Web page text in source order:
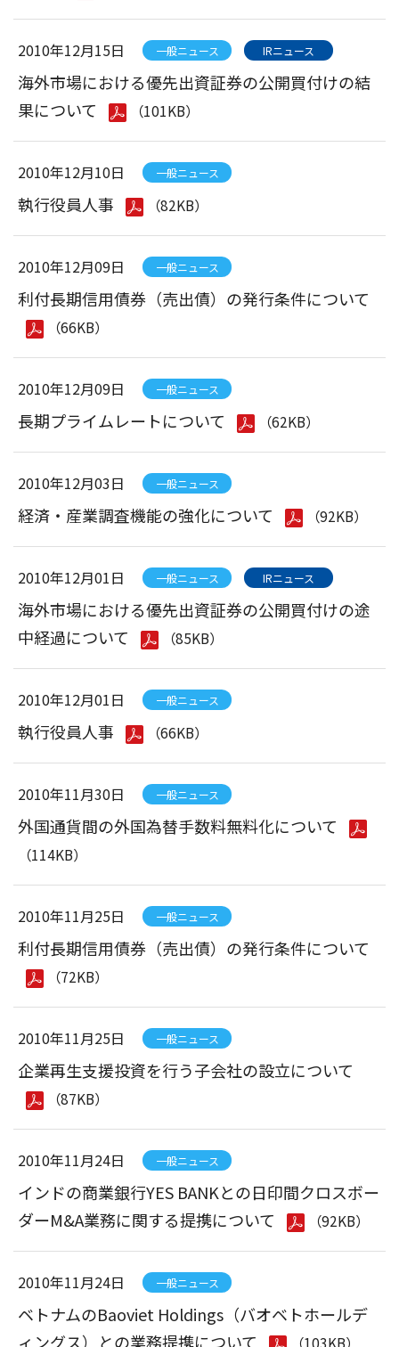
2010年12月15日 一般ニュース IRニュース
海外市場における優先出資証券の公開買付けの結
果について
（101KB）
2010年12月10日 一般ニュース
執行役員人事 （82KB）
2010年12月09日 一般ニュース
利付長期信用債券（売出債）の発行条件について
（66KB）
2010年12月09日 一般ニュース
長期プライムレートについて （62KB）
2010年12月03日 一般ニュース
経済・産業調査機能の強化について （92KB）
2010年12月01日 一般ニュース IRニュース
海外市場における優先出資証券の公開買付けの途
中経過について
（85KB）
2010年12月01日 一般ニュース
執行役員人事 （66KB）
2010年11月30日 一般ニュース
外国通貨間の外国為替手数料無料化について
（114KB）
2010年11月25日 一般ニュース
利付長期信用債券（売出債）の発行条件について
（72KB）
2010年11月25日 一般ニュース
企業再生支援投資を行う子会社の設立について
（87KB）
2010年11月24日 一般ニュース
インドの商業銀行YES BANKとの日印間クロスボー
ダーM&A業務に関する提携について
（92KB）
2010年11月24日 一般ニュース
ベトナムのBaoviet Holdings（バオベトホールデ
ィングス）との業務提携について
（103KB）